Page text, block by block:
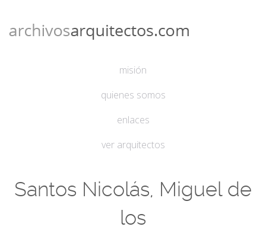
misión
quienes somos
enlaces
ver arquitectos
Santos Nicolás, Miguel de
los